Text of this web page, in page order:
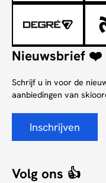
Nieuwsbrief ❤️
Schrijf u in voor de
aanbiedingen van
Inschrijven
Volg ons 👍